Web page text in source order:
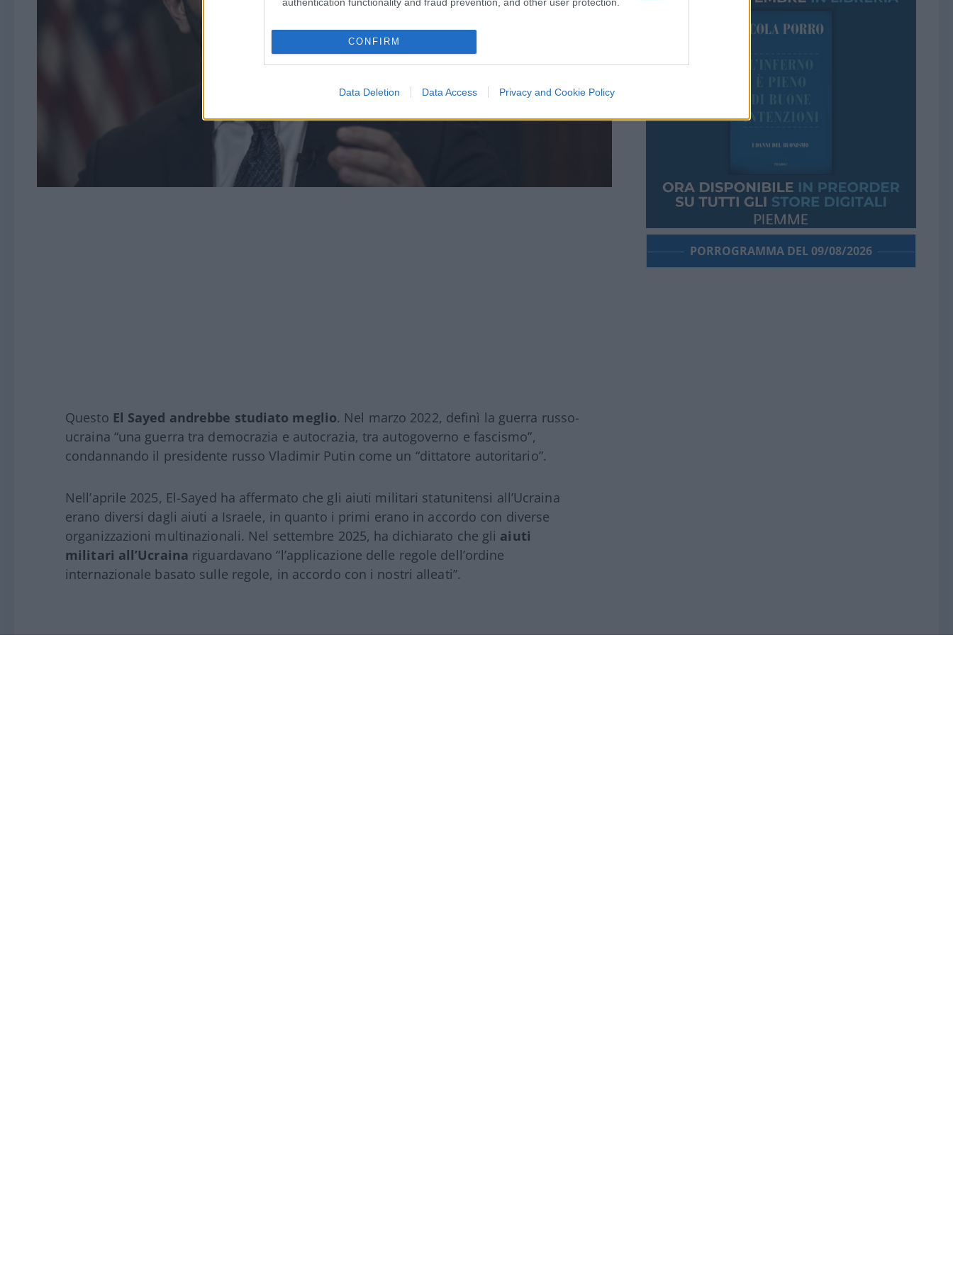
authentication functionality and fraud prevention, and other user protection.
CONFIRM
Data Deletion Data Access Privacy and Cookie Policy
Questo El Sayed andrebbe studiato meglio. Nel marzo 2022, definì la guerra russo-
ucraina “una guerra tra democrazia e autocrazia, tra autogoverno e fascismo”,
condannando il presidente russo Vladimir Putin come un “dittatore autoritario”.
Nell’aprile 2025, El-Sayed ha affermato che gli aiuti militari statunitensi all’Ucraina
erano diversi dagli aiuti a Israele, in quanto i primi erano in accordo con diverse
organizzazioni multinazionali. Nel settembre 2025, ha dichiarato che gli aiuti
militari all’Ucraina riguardavano “l’applicazione delle regole dell’ordine
internazionale basato sulle regole, in accordo con i nostri alleati”.
PORROGRAMMA DEL 09/08/2026